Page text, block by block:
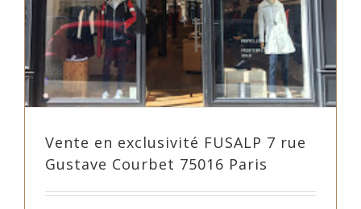
Vente en exclusivité FUSALP 7 rue
Gustave Courbet 75016 Paris